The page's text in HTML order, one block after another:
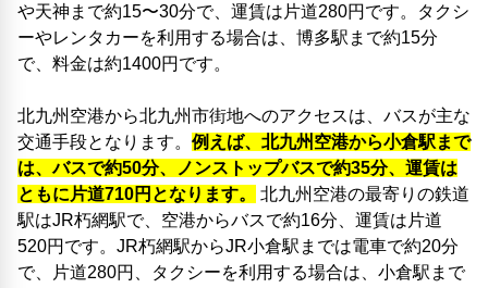
や天神まで約15〜30分で、運賃は片道280円です。タクシ
ーやレンタカーを利用する場合は、博多駅まで約15分
で、料金は約1400円です。
北九州空港から北九州市街地へのアクセスは、バスが主な
交通手段となります。 例えば、北九州空港から小倉駅まで
は、バスで約50分、ノンストップバスで約35分、運賃は
ともに片道710円となります。
北九州空港の最寄りの鉄道
駅はJR朽網駅で、空港からバスで約16分、運賃は片道
520円です。JR朽網駅からJR小倉駅までは電車で約20分
で、片道280円、タクシーを利用する場合は、小倉駅まで